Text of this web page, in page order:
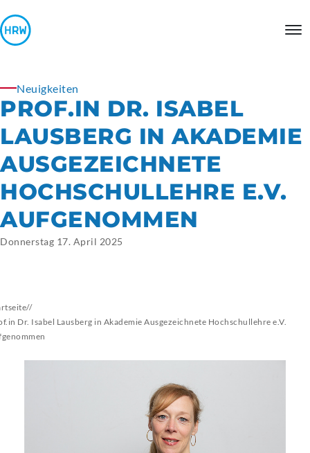
Neuigkeiten
PROF.IN DR. ISABEL
LAUSBERG IN AKADEMIE
AUSGEZEICHNETE
HOCHSCHULLEHRE E.V.
AUFGENOMMEN
Donnerstag 17. April 2025
//
Dr. Isabel Lausberg in Akademie Ausgezeichnete Hochschullehre e.V.